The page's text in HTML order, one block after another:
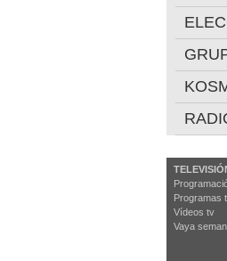
Programas
Vídeos tv
Vaya